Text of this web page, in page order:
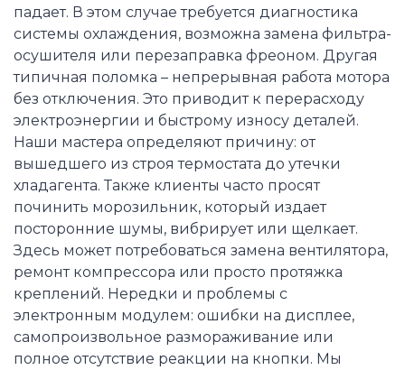
падает. В этом случае требуется диагностика
системы охлаждения, возможна замена фильтра-
осушителя или перезаправка фреоном. Другая
типичная поломка – непрерывная работа мотора
без отключения. Это приводит к перерасходу
электроэнергии и быстрому износу деталей.
Наши мастера определяют причину: от
вышедшего из строя термостата до утечки
хладагента. Также клиенты часто просят
починить морозильник, который издает
посторонние шумы, вибрирует или щелкает.
Здесь может потребоваться замена вентилятора,
ремонт компрессора или просто протяжка
креплений. Нередки и проблемы с
электронным модулем: ошибки на дисплее,
самопроизвольное размораживание или
полное отсутствие реакции на кнопки. Мы